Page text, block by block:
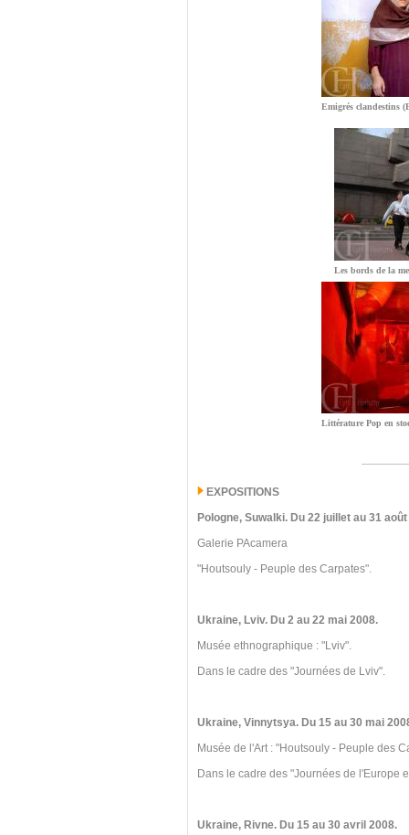
Emigrés clandestins
Les bords de la
Littérature Pop en
EXPOSITIONS
Pologne, Suwalki. Du 22 juillet au 31
Galerie PAcamera
"Houtsouly - Peuple des Carpates".
Ukraine, Lviv. Du 2 au 22 mai 2008.
Musée ethnographique : "Lviv".
Dans le cadre des "Journées de Lviv".
Ukraine, Vinnytsya. Du 15 au 30 mai
Musée de l'Art : "Houtsouly - Peuple des
Dans le cadre des "Journées de l'Europe
Ukraine, Rivne. Du 15 au 30 avril 2008.